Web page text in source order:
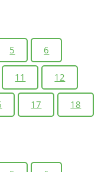
5 6
11 12
17 18